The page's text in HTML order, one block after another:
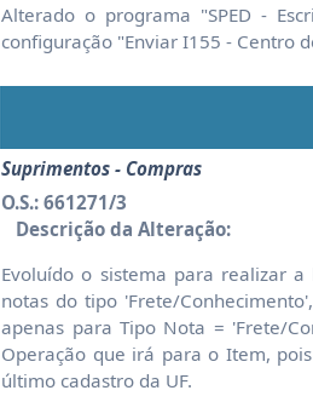
Alterado o programa "SPED -
configuração "Enviar I155 - Centro
Suprimentos - Compras
O.S.: 661271/3
Descrição da Alteração:
Evoluído o sistema para realizar
notas do tipo 'Frete/
apenas para Tipo Nota = 'Frete/
Operação que irá para o Item,
último cadastro da UF.